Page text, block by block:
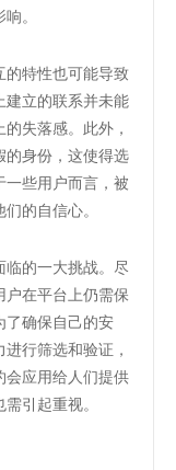
。
的特性也可能导致
建立的联系并未能
失落感。此外，
的身份，这使得选
些用户而言，被
的自信心。
的一大挑战。尽
在平台上仍需保
了确保自己的安
行筛选和验证，
会应用给人们提供
引起重视。